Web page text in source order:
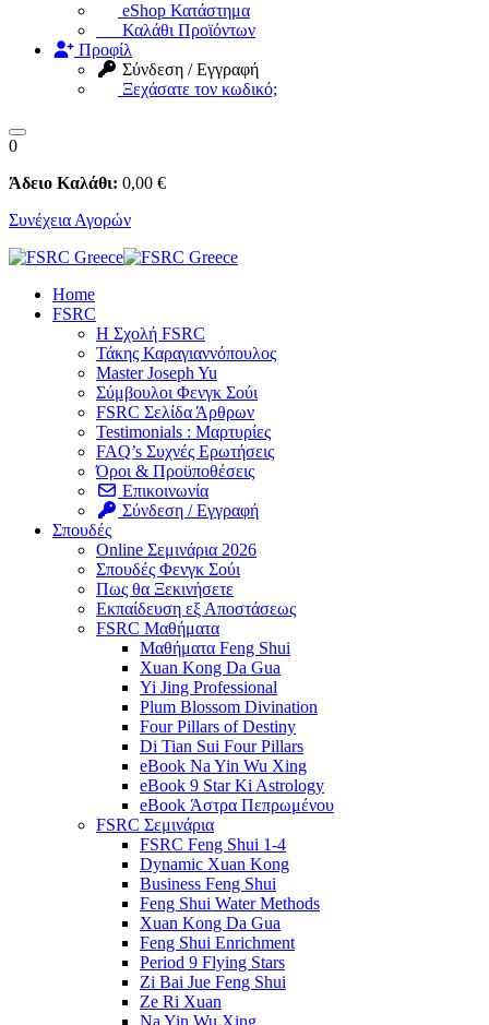
eShop Κατάστημα
Καλάθι Προϊόντων
Προφίλ
Σύνδεση / Εγγραφή
Ξεχάσατε τον κωδικό;
0
Άδειο Καλάθι: 0,00 €
Συνέχεια Αγορών
Home
FSRC
Η Σχολή FSRC
Τάκης Καραγιαννόπουλος
Master Joseph Yu
Σύμβουλοι Φενγκ Σούι
FSRC Σελίδα Άρθρων
Testimonials : Μαρτυρίες
FAQ’s Συχνές Ερωτήσεις
Όροι & Προϋποθέσεις
Επικοινωνία
Σύνδεση / Εγγραφή
Σπουδές
Online Σεμινάρια 2026
Σπουδές Φενγκ Σούι
Πως θα Ξεκινήσετε
Εκπαίδευση εξ Αποστάσεως
FSRC Μαθήματα
Μαθήματα Feng Shui
Xuan Kong Da Gua
Yi Jing Professional
Plum Blossom Divination
Four Pillars of Destiny
Di Tian Sui Four Pillars
eBook Na Yin Wu Xing
eBook 9 Star Ki Astrology
eBook Άστρα Πεπρωμένου
FSRC Σεμινάρια
FSRC Feng Shui 1-4
Dynamic Xuan Kong
Business Feng Shui
Feng Shui Water Methods
Xuan Kong Da Gua
Feng Shui Enrichment
Period 9 Flying Stars
Zi Bai Jue Feng Shui
Ze Ri Xuan
Na Yin Wu Xing